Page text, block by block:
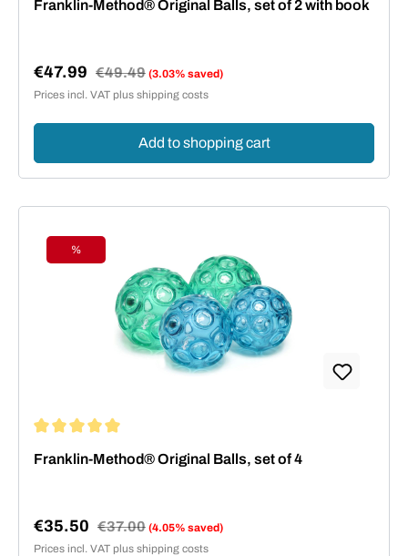
Franklin-Method® Original Balls, set of 2 with book
Sale price:
€47.99 Regular price:
€49.49 (3.03% saved)
Prices incl. VAT plus shipping costs
Add to shopping cart
Discount
%
Franklin-Method® Original Balls, set of 4
Sale price:
€35.50 Regular price:
€37.00 (4.05% saved)
Prices incl. VAT plus shipping costs